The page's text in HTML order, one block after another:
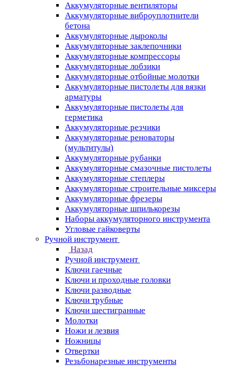
Аккумуляторные вентиляторы
Аккумуляторные виброуплотнители
бетона
Аккумуляторные дыроколы
Аккумуляторные заклепочники
Аккумуляторные компрессоры
Аккумуляторные лобзики
Аккумуляторные отбойные молотки
Аккумуляторные пистолеты для вязки
арматуры
Аккумуляторные пистолеты для
герметика
Аккумуляторные резчики
Аккумуляторные реноваторы
(мультитулы)
Аккумуляторные рубанки
Аккумуляторные смазочные пистолеты
Аккумуляторные степлеры
Аккумуляторные строительные миксеры
Аккумуляторные фрезеры
Аккумуляторные шпилькорезы
Наборы аккумуляторного инструмента
Угловые гайковерты
Ручной инструмент
Назад
Ручной инструмент
Ключи гаечные
Ключи и проходные головки
Ключи разводные
Ключи трубные
Ключи шестигранные
Молотки
Ножи и лезвия
Ножницы
Отвертки
Резьбонарезные инструменты